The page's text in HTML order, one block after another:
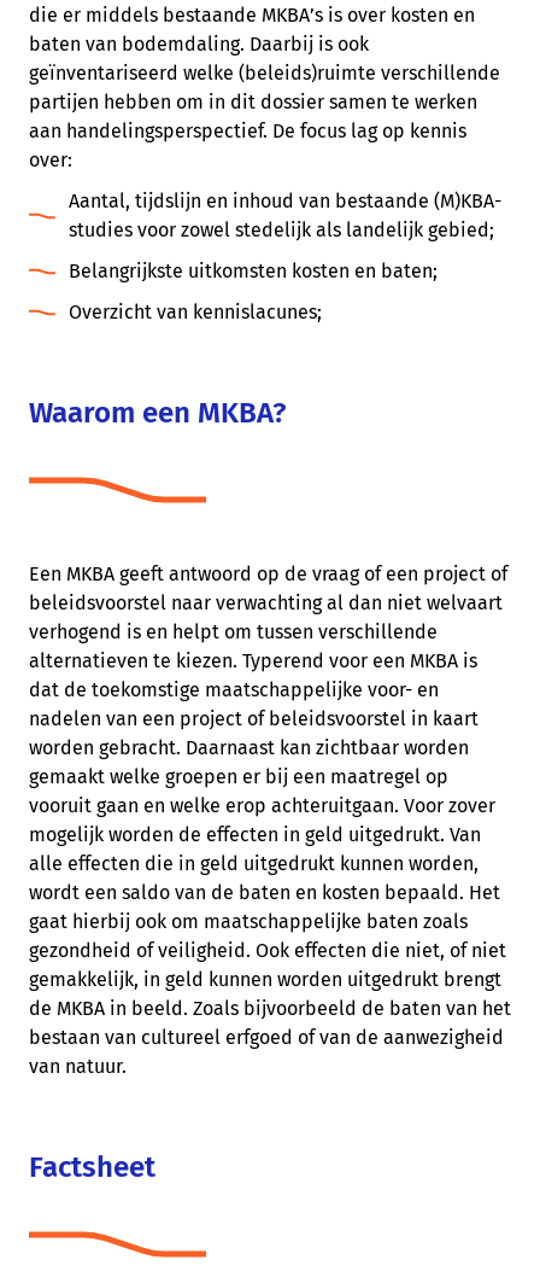
die er middels bestaande MKBA’s is over kosten en
baten van bodemdaling. Daarbij is ook
geïnventariseerd welke (beleids)ruimte verschillende
partijen hebben om in dit dossier samen te werken
aan handelingsperspectief. De focus lag op kennis
over:
Aantal, tijdslijn en inhoud van bestaande (M)KBA-
studies voor zowel stedelijk als landelijk gebied;
Belangrijkste uitkomsten kosten en baten;
Overzicht van kennislacunes;
Waarom een MKBA?
Een MKBA geeft antwoord op de vraag of een project of
beleidsvoorstel naar verwachting al dan niet welvaart
verhogend is en helpt om tussen verschillende
alternatieven te kiezen. Typerend voor een MKBA is
dat de toekomstige maatschappelijke voor- en
nadelen van een project of beleidsvoorstel in kaart
worden gebracht. Daarnaast kan zichtbaar worden
gemaakt welke groepen er bij een maatregel op
vooruit gaan en welke erop achteruitgaan. Voor zover
mogelijk worden de effecten in geld uitgedrukt. Van
alle effecten die in geld uitgedrukt kunnen worden,
wordt een saldo van de baten en kosten bepaald. Het
gaat hierbij ook om maatschappelijke baten zoals
gezondheid of veiligheid. Ook effecten die niet, of niet
gemakkelijk, in geld kunnen worden uitgedrukt brengt
de MKBA in beeld. Zoals bijvoorbeeld de baten van het
bestaan van cultureel erfgoed of van de aanwezigheid
van natuur.
Factsheet